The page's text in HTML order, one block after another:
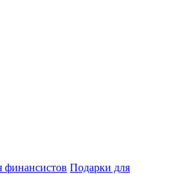
финансистов Подарки для